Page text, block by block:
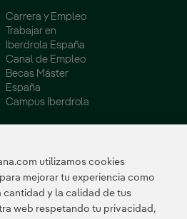
Carrera y Empleo
Trabajar en
Iberdrola España
Canal de Empleo
Becas Máster
España
Campus Iberdrola
utilizamos cookies
mejorar tu experiencia como
cantidad y la calidad de tus
web respetando tu privacidad,